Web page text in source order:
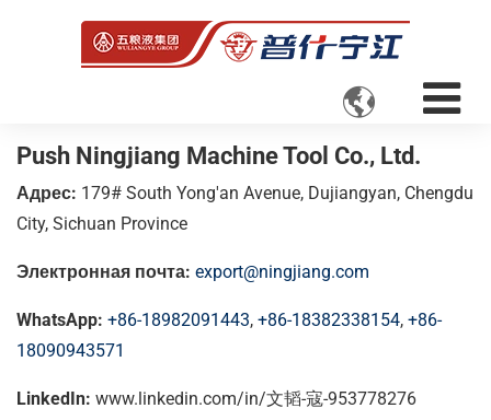

Push Ningjiang Machine Tool Co., Ltd.
Адрес: 179# South Yong'an Avenue, Dujiangyan, Chengdu
City, Sichuan Province
Электронная почта: export@ningjiang.com
WhatsApp: +86-18982091443, +86-18382338154, +86-
18090943571
LinkedIn: www.linkedin.com/in/文韬-寇-953778276